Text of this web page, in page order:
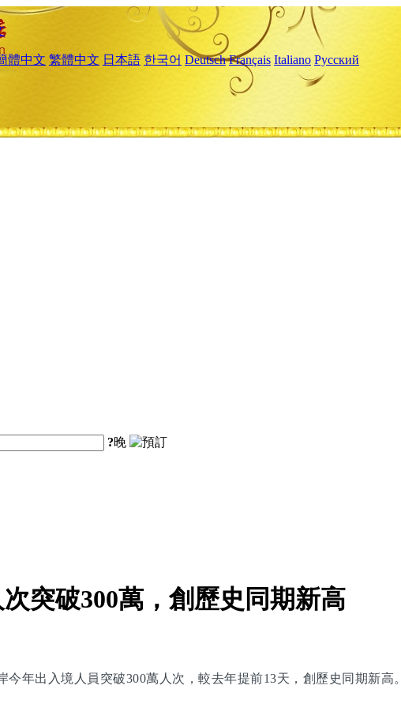
體中文 繁體中文 日本語 한국어 Deutsch Français Italiano Русский
?晚
突破300萬，創歷史同期新高
年出入境人員突破300萬人次，較去年提前13天，創歷史同期新高。